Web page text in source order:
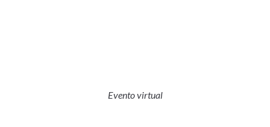
Evento virtual